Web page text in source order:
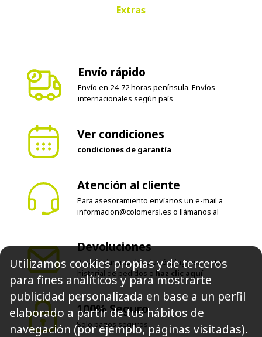
Envío en 24-72 horas península. Envíos
internacionales según país
condiciones de garantía
Para asesoramiento envíanos un e-mail a
informacion@colomersl.es o llámanos al
Para iniciar una devolución, ingresa en tu
historial de pedidos o
100% Seguro
Solo pagos seguros
Utilizamos cookies propias y de terceros
para fines analíticos y para mostrarte
publicidad personalizada en base a un perfil
elaborado a partir de tus hábitos de
navegación (por ejemplo, páginas visitadas).